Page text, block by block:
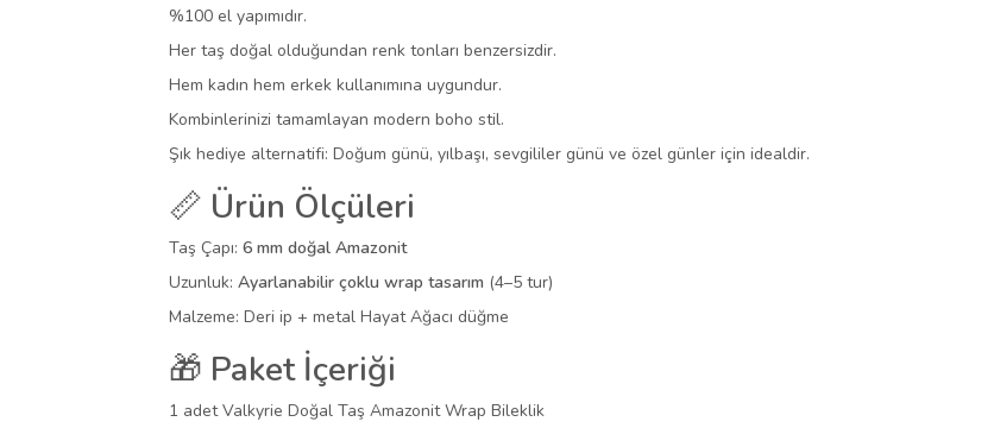
%100 el yapımıdır.
Her taş doğal olduğundan renk tonları benzersizdir.
Hem kadın hem erkek kullanımına uygundur.
Kombinlerinizi tamamlayan modern boho stil.
Şık hediye alternatifi: Doğum günü, yılbaşı, sevgililer günü ve özel günler için idealdir.
📏 Ürün Ölçüleri
Taş Çapı: 6 mm doğal Amazonit
Uzunluk: Ayarlanabilir çoklu wrap tasarım (4–5 tur)
Malzeme: Deri ip + metal Hayat Ağacı düğme
🎁 Paket İçeriği
1 adet Valkyrie Doğal Taş Amazonit Wrap Bileklik